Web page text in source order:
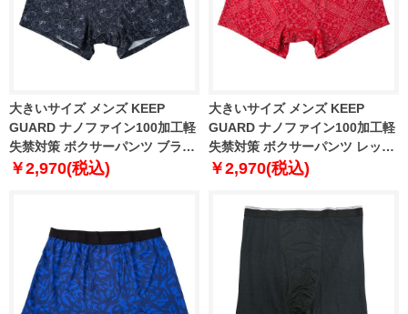
大きいサイズ メンズ KEEP
GUARD ナノファイン100加工軽
失禁対策 ボクサーパンツ ブラッ
クペイズリー 1249-6210-2 4L
￥2,970(税込)
大きいサイズ メンズ KEEP
GUARD ナノファイン100加工軽
失禁対策 ボクサーパンツ レッド
ペイズリー 1249-6210-3 4L 5L
￥2,970(税込)